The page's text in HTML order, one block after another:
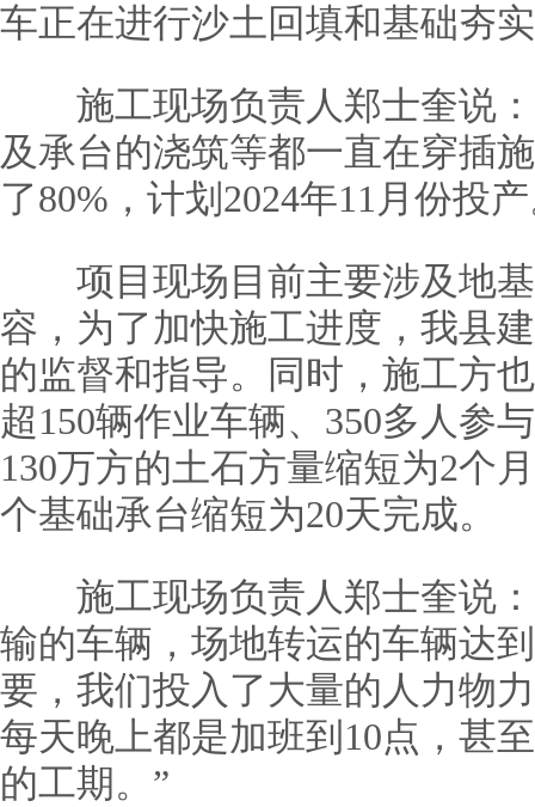
车正在进行沙土回填和基础夯
施工现场负责人郑士奎说：
及承台的浇筑等都一直在穿插
了80%，计划2024年11月份投
项目现场目前主要涉及地基
容，为了加快施工进度，我县
的监督和指导。同时，施工方
超150辆作业车辆、350多人参
130万方的土石方量缩短为2个
个基础承台缩短为20天完成。
施工现场负责人郑士奎说：
输的车辆，场地转运的车辆达
要，我们投入了大量的人力物
每天晚上都是加班到10点，甚
的工期。”